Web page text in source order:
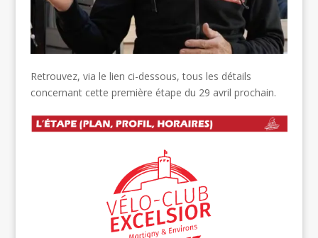
Retrouvez, via le lien ci-dessous, tous les détails
concernant cette première étape du 29 avril prochain.